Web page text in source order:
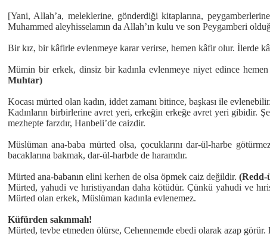
[Yani, Allah’a, meleklerine, gönderdiği kitaplarına,
Muhammed aleyhisselamın da Allah’ın kulu ve son Peygamberi
Bir kız, bir kâfirle evlenmeye karar verirse, hemen kâfir olur. İlerde
Mümin bir erkek, dinsiz bir kadınla evlenmeye niyet edince
Muhtar)
Kocası mürted olan kadın, iddet zamanı bitince, başkası ile evlenebilir.
Kadınların birbirlerine avret yeri, erkeğin erkeğe avret yeri gibidir.
mezhepte farzdır, Hanbeli’de caizdir.
Müslüman ana-baba mürted olsa, çocuklarını dar-ül-harbe
bacaklarına bakmak, dar-ül-harbde de haramdır.
Mürted ana-babanın elini kerhen de olsa öpmek caiz değildir.
Mürted, yahudi ve hıristiyandan daha kötüdür. Çünkü yahudi ve
Mürted olan erkek, Müslüman kadınla evlenemez.
Küfürden sakınmalı!
Mürted, tevbe etmeden ölürse, Cehennemde ebedi olarak azap